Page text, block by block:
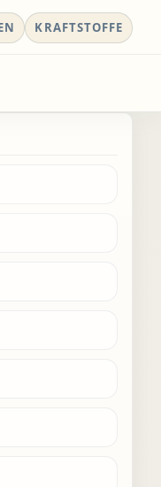
KRAFTSTOFFE